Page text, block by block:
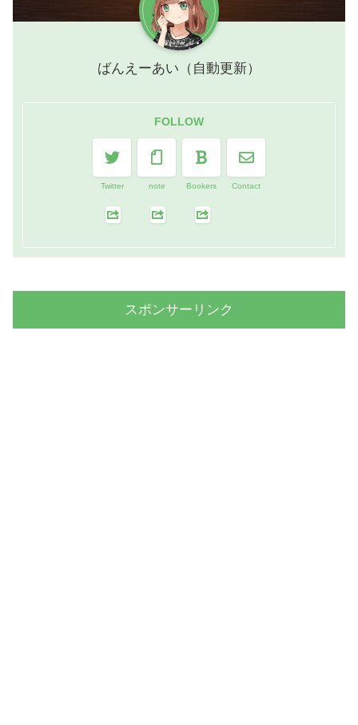
ばんえーあい（自動更新）
FOLLOW
Twitter note Bookers Contact
スポンサーリンク